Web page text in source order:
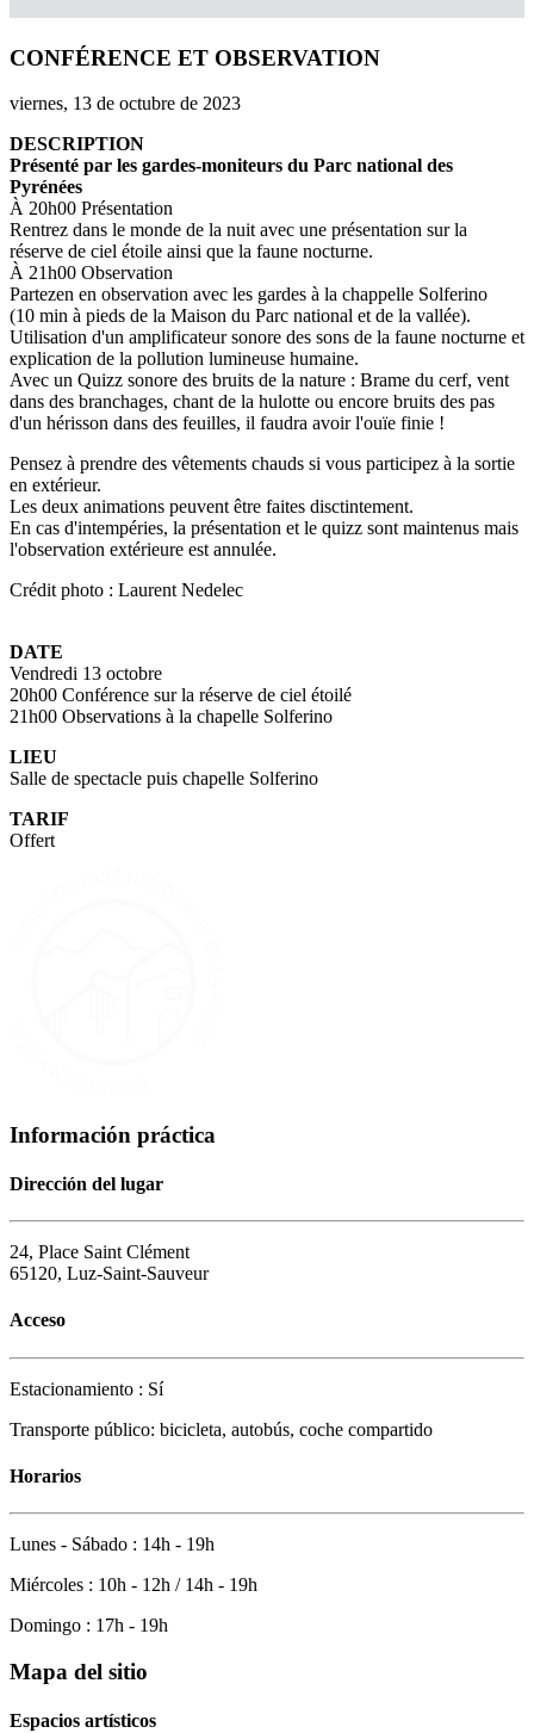
CONFÉRENCE ET OBSERVATION
viernes, 13 de octubre de 2023
DESCRIPTION
Présenté par les gardes-moniteurs du Parc national des
Pyrénées
À 20h00 Présentation
Rentrez dans le monde de la nuit avec une présentation sur la
réserve de ciel étoile ainsi que la faune nocturne.
À 21h00 Observation
Partezen en observation avec les gardes à la chappelle Solferino
(10 min à pieds de la Maison du Parc national et de la vallée).
Utilisation d'un amplificateur sonore des sons de la faune nocturne et
explication de la pollution lumineuse humaine.
Avec un Quizz sonore des bruits de la nature : Brame du cerf, vent
dans des branchages, chant de la hulotte ou encore bruits des pas
d'un hérisson dans des feuilles, il faudra avoir l'ouïe finie !
Pensez à prendre des vêtements chauds si vous participez à la sortie
en extérieur.
Les deux animations peuvent être faites disctintement.
En cas d'intempéries, la présentation et le quizz sont maintenus mais
l'observation extérieure est annulée.
Crédit photo : Laurent Nedelec
DATE
Vendredi 13 octobre
20h00 Conférence sur la réserve de ciel étoilé
21h00 Observations à la chapelle Solferino
LIEU
Salle de spectacle puis chapelle Solferino
TARIF
Offert
Información práctica
Dirección del lugar
24, Place Saint Clément
65120, Luz-Saint-Sauveur
Acceso
Estacionamiento : Sí
Transporte público: bicicleta, autobús, coche compartido
Horarios
Lunes - Sábado : 14h - 19h
Miércoles : 10h - 12h / 14h - 19h
Domingo : 17h - 19h
Mapa del sitio
Espacios artísticos